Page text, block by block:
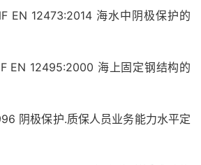
EN 12473:2014 海水中阴极保护的
EN 12495:2000 海上固定钢结构的
阴极保护.质保人员业务能力水平定